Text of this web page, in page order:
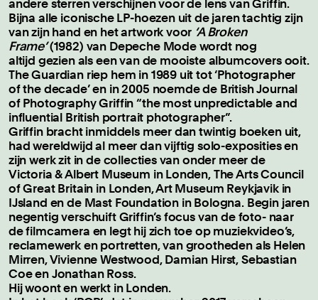
andere sterren verschijnen voor de lens van Griffin.
Bijna alle iconische LP-hoezen uit de jaren tachtig zijn
van zijn hand en het artwork voor ‘A Broken
Frame’(1982) van Depeche Mode wordt nog
altijd gezien als een van de mooiste albumcovers ooit.
The Guardian riep hem in 1989 uit tot ‘Photographer
of the decade’ en in 2005 noemde de British Journal
of Photography Griffin “the most unpredictable and
influential British portrait photographer”.
Griffin bracht inmiddels meer dan twintig boeken uit,
had wereldwijd al meer dan vijftig solo-exposities en
zijn werk zit in de collecties van onder meer de
Victoria & Albert Museum in Londen, The Arts Council
of Great Britain in Londen, Art Museum Reykjavik in
IJsland en de Mast Foundation in Bologna. Begin jaren
negentig verschuift Griffin’s focus van de foto- naar
de filmcamera en legt hij zich toe op muziekvideo’s,
reclamewerk en portretten, van grootheden als Helen
Mirren, Vivienne Westwood, Damian Hirst, Sebastian
Coe en Jonathan Ross.
Hij woont en werkt in Londen.